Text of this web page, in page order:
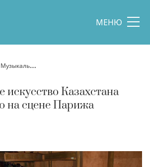
МЕНЮ
Музыкальное искусство Казахстана представлено на сцене Парижа
Казахстана
на сцене Парижа